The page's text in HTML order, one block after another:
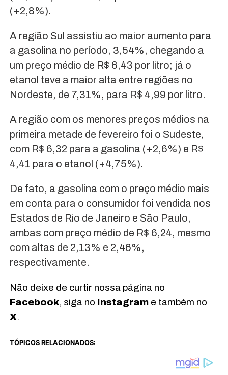
(+2,8%).
A região Sul assistiu ao maior aumento para
a gasolina no período, 3,54%, chegando a
um preço médio de R$ 6,43 por litro; já o
etanol teve a maior alta entre regiões no
Nordeste, de 7,31%, para R$ 4,99 por litro.
A região com os menores preços médios na
primeira metade de fevereiro foi o Sudeste,
com R$ 6,32 para a gasolina (+2,6%) e R$
4,41 para o etanol (+4,75%).
De fato, a gasolina com o preço médio mais
em conta para o consumidor foi vendida nos
Estados de Rio de Janeiro e São Paulo,
ambas com preço médio de R$ 6,24, mesmo
com altas de 2,13% e 2,46%,
respectivamente.
Não deixe de curtir nossa página no
Facebook, siga no Instagrame também no
X.
TÓPICOS RELACIONADOS: